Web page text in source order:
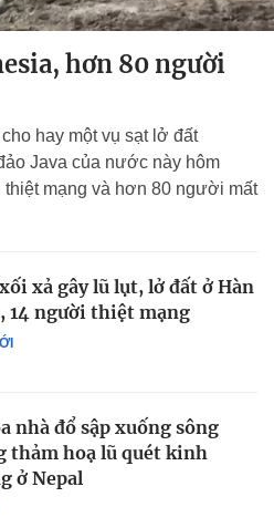
hơn 80 người
hay một vụ sạt lở đất
Java của nước này hôm
mạng và hơn 80 người mất
xả gây lũ lụt, lở đất ở Hàn
14 người thiệt mạng
nhà đổ sập xuống sông
thảm hoạ lũ quét kinh
ở Nepal